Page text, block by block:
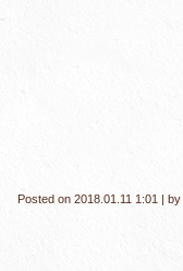
Posted on 2018.01.11 1:01 | by